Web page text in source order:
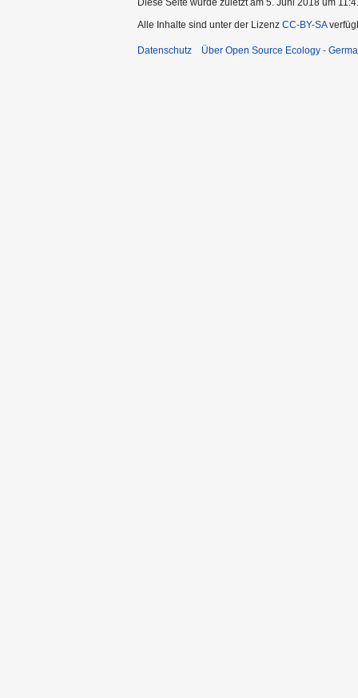
Diese Seite wurde zuletzt am 5. Juni 2018 um
Alle Inhalte sind unter der Lizenz CC-BY-SA
Datenschutz Über Open Source Ecology -